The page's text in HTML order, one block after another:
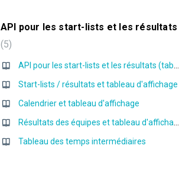
API pour les start-lists et les résultats
5
Start-lists / résultats et tableau d'affichage
Calendrier et tableau d'affichage
Tableau des temps intermédiaires